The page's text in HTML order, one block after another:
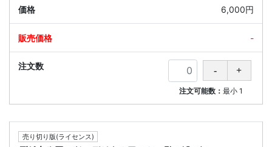
6,000円
-
注文可能数：最小 1
売り切り版(ライセンス)